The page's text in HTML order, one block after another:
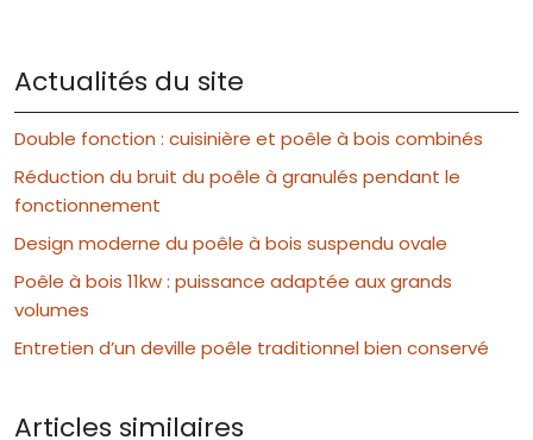
Actualités du site
Double fonction : cuisinière et poêle à bois combinés
Réduction du bruit du poêle à granulés pendant le
fonctionnement
Design moderne du poêle à bois suspendu ovale
Poêle à bois 11kw : puissance adaptée aux grands
volumes
Entretien d’un deville poêle traditionnel bien conservé
Articles similaires